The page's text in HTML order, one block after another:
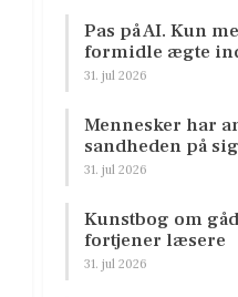
Pas på AI. Kun
formidle ægte
31. jul 2026
Mennesker har
sandheden på sig
31. jul 2026
Kunstbog om
fortjener læsere
31. jul 2026